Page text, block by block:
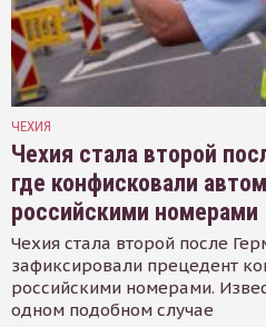
ЧЕХИЯ
Чехия стала второй
где конфисковали
российскими номерами
Чехия стала второй после
зафиксировали прецедент
российскими номерами.
одном подобном случае